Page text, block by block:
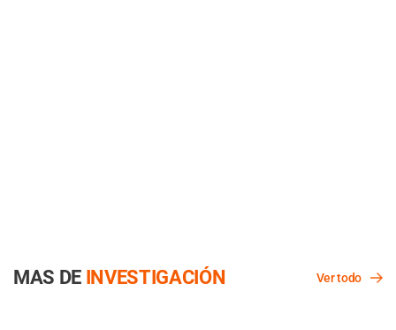
MAS DE INVESTIGACIÓN Ver todo